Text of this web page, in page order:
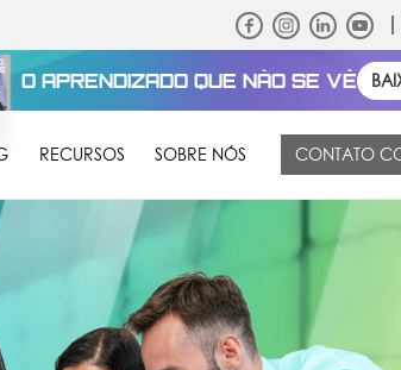
O APRENDIZADO QUE NÃO SE VÊ
RECURSOS SOBRE NÓS CONTATO